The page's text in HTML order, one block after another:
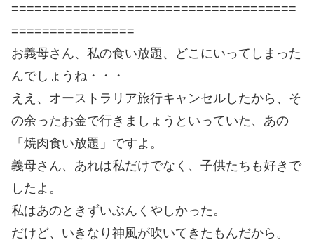
=====================================
================
お義母さん、私の食い放題、どこにいってしまった
んでしょうね・・・
ええ、オーストラリア旅行キャンセルしたから、そ
の余ったお金で行きましょうといっていた、あの
「焼肉食い放題」ですよ。
義母さん、あれは私だけでなく、子供たちも好きで
したよ。
私はあのときずいぶんくやしかった。
だけど、いきなり神風が吹いてきたもんだから。